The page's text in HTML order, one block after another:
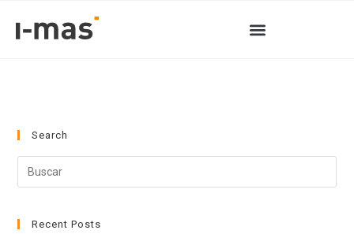
Search
Recent Posts